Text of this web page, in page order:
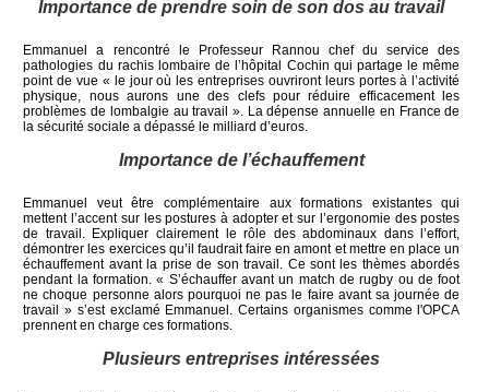
Importance de prendre soin de son dos au travail
Emmanuel a rencontré le Professeur Rannou chef du service des
pathologies du rachis lombaire de l’hôpital Cochin qui partage le même
point de vue « le jour où les entreprises ouvriront leurs portes à l’activité
physique, nous aurons une des clefs pour réduire efficacement les
problèmes de lombalgie au travail ». La dépense annuelle en France de
la sécurité sociale a dépassé le milliard d’euros.
Importance de l’échauffement
Emmanuel veut être complémentaire aux formations existantes qui
mettent l’accent sur les postures à adopter et sur l’ergonomie des postes
de travail. Expliquer clairement le rôle des abdominaux dans l’effort,
démontrer les exercices qu’il faudrait faire en amont et mettre en place un
échauffement avant la prise de son travail. Ce sont les thèmes abordés
pendant la formation. « S’échauffer avant un match de rugby ou de foot
ne choque personne alors pourquoi ne pas le faire avant sa journée de
travail » s’est exclamé Emmanuel. Certains organismes comme l'OPCA
prennent en charge ces formations.
Plusieurs entreprises intéressées